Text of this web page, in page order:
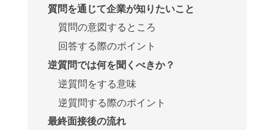
質問を通じて企業が知りたいこと
質問の意図するところ
回答する際のポイント
逆質問では何を聞くべきか？
逆質問をする意味
逆質問する際のポイント
最終面接後の流れ